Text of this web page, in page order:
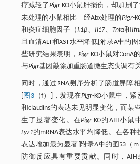
疗减轻了 Pigr-KO小鼠肝损伤，却加剧
未处理的小鼠相比，经Abx处理的Pigr-
和炎症细胞因子（Il1β、Il17、 Tnfα和
且血清ALT和AST水平降低[附录A中的
些研究结果表明， Pigr-KO小鼠对ConA
与Pigr基因敲除加重肠道微生态失调有关
同时，通过RNA测序分析了肠道屏障
图3（f）]，发现在Pigr-KO小鼠中，紧
和claudins的表达未见明显变化，而某
生了显著变化。在Pigr-KO的AIH小鼠
Lyz1的mRNA表达水平均降低。在各种
表达增加最为显著[附录A中的图S3（
防御反应具有重要贡献。同时，